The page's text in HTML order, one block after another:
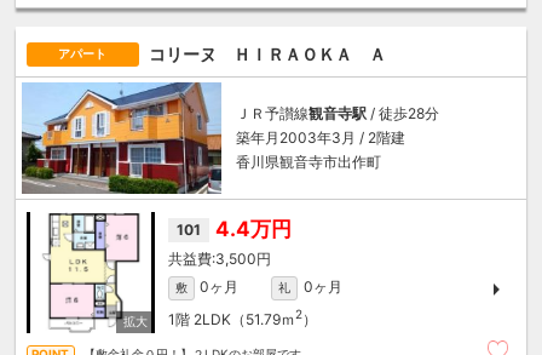
アパート コリーヌ ＨＩＲＡＯＫＡ Ａ
ＪＲ予讃線観音寺駅 / 徒歩28分
築年月2003年3月 / 2階建
香川県観音寺市出作町
101 4.4万円
3,500円
敷 0ヶ月 礼
0ヶ月
1階 2LDK（51.79ｍ 2）